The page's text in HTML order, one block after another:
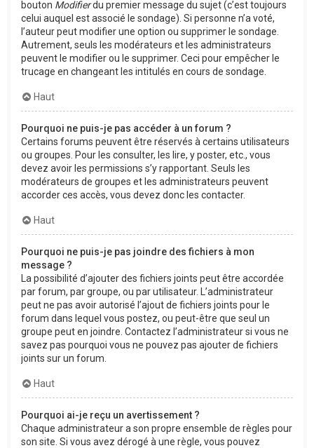
bouton Modifierdu premier message du sujet (c’est toujours
celui auquel est associé le sondage). Si personne n’a voté,
l’auteur peut modifier une option ou supprimer le sondage.
Autrement, seuls les modérateurs et les administrateurs
peuvent le modifier ou le supprimer. Ceci pour empêcher le
trucage en changeant les intitulés en cours de sondage.
Haut
Pourquoi ne puis-je pas accéder à un forum ?
Certains forums peuvent être réservés à certains utilisateurs
ou groupes. Pour les consulter, les lire, y poster, etc., vous
devez avoir les permissions s’y rapportant. Seuls les
modérateurs de groupes et les administrateurs peuvent
accorder ces accès, vous devez donc les contacter.
Haut
Pourquoi ne puis-je pas joindre des fichiers à mon
message ?
La possibilité d’ajouter des fichiers joints peut être accordée
par forum, par groupe, ou par utilisateur. L’administrateur
peut ne pas avoir autorisé l’ajout de fichiers joints pour le
forum dans lequel vous postez, ou peut-être que seul un
groupe peut en joindre. Contactez l’administrateur si vous ne
savez pas pourquoi vous ne pouvez pas ajouter de fichiers
joints sur un forum.
Haut
Pourquoi ai-je reçu un avertissement ?
Chaque administrateur a son propre ensemble de règles pour
son site. Si vous avez dérogé à une règle, vous pouvez